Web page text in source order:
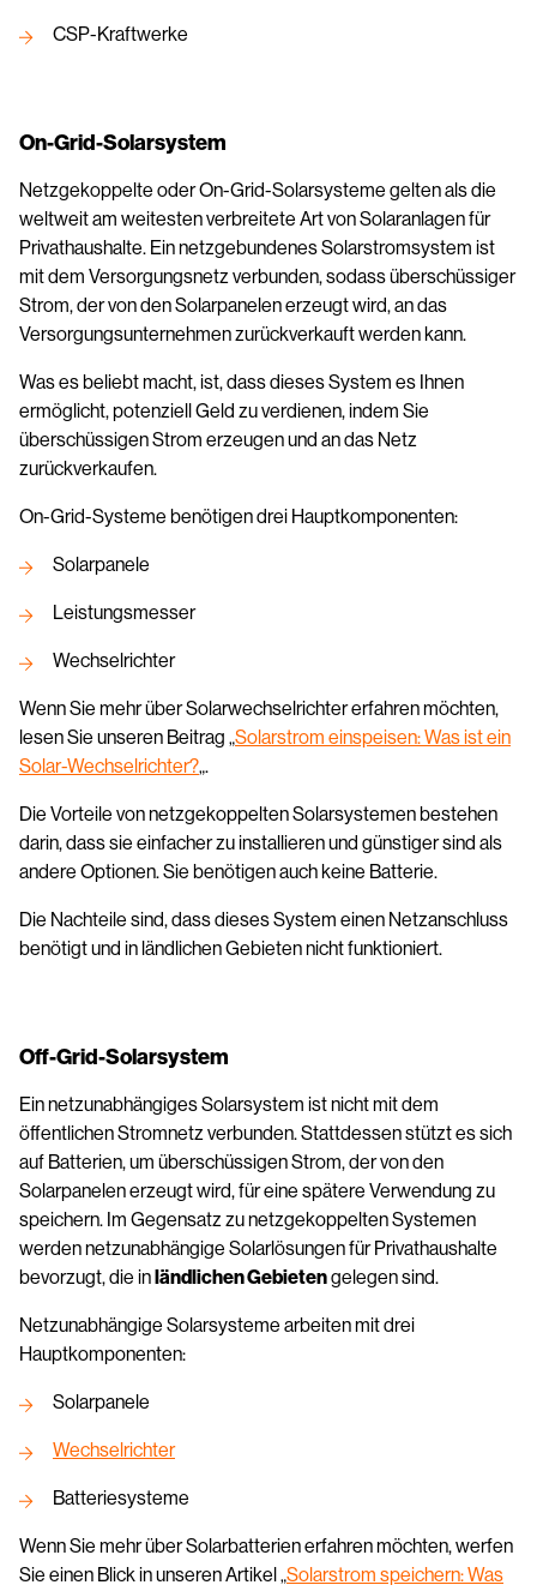
CSP-Kraftwerke
On-Grid-Solarsystem
Netzgekoppelte oder On-Grid-Solarsysteme gelten als die
weltweit am weitesten verbreitete Art von Solaranlagen für
Privathaushalte. Ein netzgebundenes Solarstromsystem ist
mit dem Versorgungsnetz verbunden, sodass überschüssiger
Strom, der von den Solarpanelen erzeugt wird, an das
Versorgungsunternehmen zurückverkauft werden kann.
Was es beliebt macht, ist, dass dieses System es Ihnen
ermöglicht, potenziell Geld zu verdienen, indem Sie
überschüssigen Strom erzeugen und an das Netz
zurückverkaufen.
On-Grid-Systeme benötigen drei Hauptkomponenten:
Solarpanele
Leistungsmesser
Wechselrichter
Wenn Sie mehr über Solarwechselrichter erfahren möchten,
lesen Sie unseren Beitrag „Solarstrom einspeisen: Was ist ein
Solar-Wechselrichter?„.
Die Vorteile von netzgekoppelten Solarsystemen bestehen
darin, dass sie einfacher zu installieren und günstiger sind als
andere Optionen. Sie benötigen auch keine Batterie.
Die Nachteile sind, dass dieses System einen Netzanschluss
benötigt und in ländlichen Gebieten nicht funktioniert.
Off-Grid-Solarsystem
Ein netzunabhängiges Solarsystem ist nicht mit dem
öffentlichen Stromnetz verbunden. Stattdessen stützt es sich
auf Batterien, um überschüssigen Strom, der von den
Solarpanelen erzeugt wird, für eine spätere Verwendung zu
speichern. Im Gegensatz zu netzgekoppelten Systemen
werden netzunabhängige Solarlösungen für Privathaushalte
bevorzugt, die in ländlichen Gebietengelegen sind.
Netzunabhängige Solarsysteme arbeiten mit drei
Hauptkomponenten:
Solarpanele
Wechselrichter
Batteriesysteme
Wenn Sie mehr über Solarbatterien erfahren möchten, werfen
Sie einen Blick in unseren Artikel „Solarstrom speichern: Was